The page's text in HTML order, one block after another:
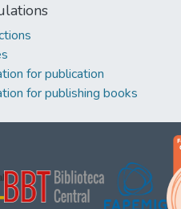
for publication
for publishing books